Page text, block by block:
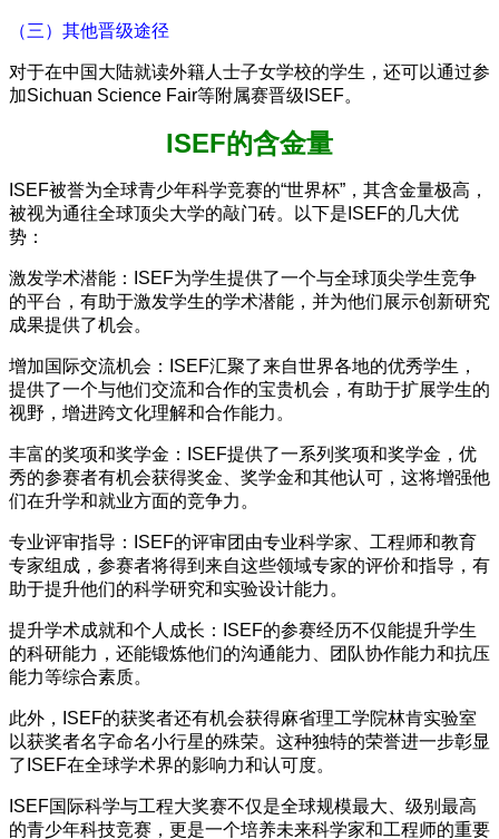
（三）其他晋级途径
对于在中国大陆就读外籍人士子女学校的学生，还可以通过参
加Sichuan Science Fair等附属赛晋级ISEF。
ISEF的含金量
ISEF被誉为全球青少年科学竞赛的“世界杯”，其含金量极高，
被视为通往全球顶尖大学的敲门砖。以下是ISEF的几大优
势：
激发学术潜能：ISEF为学生提供了一个与全球顶尖学生竞争
的平台，有助于激发学生的学术潜能，并为他们展示创新研究
成果提供了机会。
增加国际交流机会：ISEF汇聚了来自世界各地的优秀学生，
提供了一个与他们交流和合作的宝贵机会，有助于扩展学生的
视野，增进跨文化理解和合作能力。
丰富的奖项和奖学金：ISEF提供了一系列奖项和奖学金，优
秀的参赛者有机会获得奖金、奖学金和其他认可，这将增强他
们在升学和就业方面的竞争力。
专业评审指导：ISEF的评审团由专业科学家、工程师和教育
专家组成，参赛者将得到来自这些领域专家的评价和指导，有
助于提升他们的科学研究和实验设计能力。
提升学术成就和个人成长：ISEF的参赛经历不仅能提升学生
的科研能力，还能锻炼他们的沟通能力、团队协作能力和抗压
能力等综合素质。
此外，ISEF的获奖者还有机会获得麻省理工学院林肯实验室
以获奖者名字命名小行星的殊荣。这种独特的荣誉进一步彰显
了ISEF在全球学术界的影响力和认可度。
ISEF国际科学与工程大奖赛不仅是全球规模最大、级别最高
的青少年科技竞赛，更是一个培养未来科学家和工程师的重要